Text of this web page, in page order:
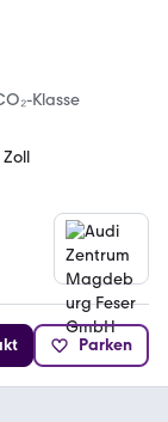
Klasse
Parken